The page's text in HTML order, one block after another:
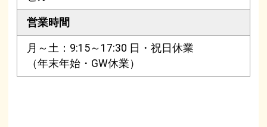
営業時間
月～土：9:15～17:30 日・祝日休業
（年末年始・GW休業）